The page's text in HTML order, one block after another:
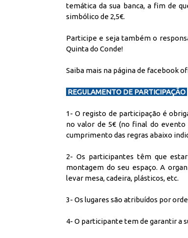
temática da sua banca, a fim de
simbólico de 2,5€.
Participe e seja também o
Quinta do Conde!
Saiba mais na página de facebook
REGULAMENTO DE PARTICIPAÇÃO
1- O registo de participação é
no valor de 5€ (no final do evento
cumprimento das regras abaixo
2- Os participantes têm que
montagem do seu espaço. A
levar mesa, cadeira, plásticos, etc.
3- Os lugares são atribuídos por
4- O participante tem de garantir a